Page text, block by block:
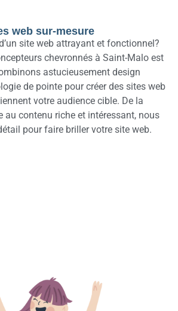
web sur-mesure
site web attrayant et fonctionnel?
chevronnés à Saint-Malo est
astucieusement design
de pointe pour créer des sites web
votre audience cible. De la
au contenu riche et intéressant, nous
pour faire briller votre site web.